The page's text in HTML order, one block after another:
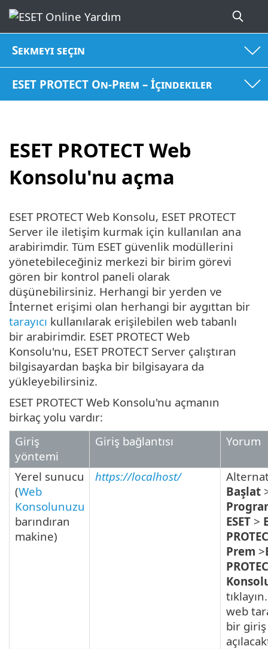
Sekmeyi seçin
ESET PROTECT On-Prem – İçindekiler
ESET PROTECT Web
Konsolu'nu açma
ESET PROTECT Web Konsolu, ESET PROTECT
Server ile iletişim kurmak için kullanılan ana
arabirimdir. Tüm ESET güvenlik modüllerini
yönetebileceğiniz merkezi bir birim görevi
gören bir kontrol paneli olarak
düşünebilirsiniz. Herhangi bir yerden ve
İnternet erişimi olan herhangi bir aygıttan bir
tarayıcı kullanılarak erişilebilen web tabanlı
bir arabirimdir. ESET PROTECT Web
Konsolu'nu, ESET PROTECT Server çalıştıran
bilgisayardan başka bir bilgisayara da
yükleyebilirsiniz.
ESET PROTECT Web Konsolu'nu açmanın
birkaç yolu vardır:
Giriş
yöntemi
Giriş bağlantısı Yorum
Yerel sunucu
(Web
Konsolunuzu
barındıran
makine)
https://localhost/
Başlat
ESET >
Prem >
web
bir giriş